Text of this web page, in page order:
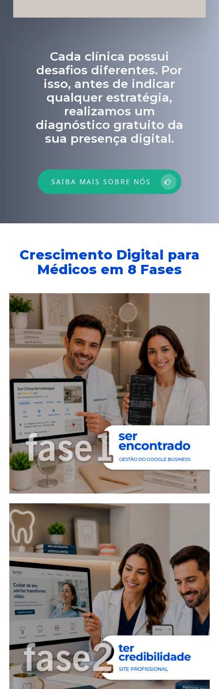
Cada clínica possui
desafios diferentes. Por
isso, antes de indicar
qualquer estratégia,
realizamos um
diagnóstico gratuito da
sua presença digital.
SAIBA MAIS SOBRE NÓS
Crescimento Digital para
Médicos em 8 Fases